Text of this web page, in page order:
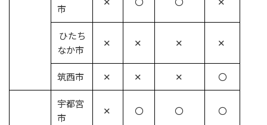
市
ひたち
なか市
✕ ✕ ✕ ✕
筑西市 ✕ ✕ ✕ 〇
宇都宮
市
✕ 〇 〇 〇